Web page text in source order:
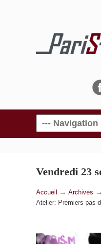
Navigation
Vendredi 23
Atelier:
Accueil → Archives →
Atelier: Premiers pas